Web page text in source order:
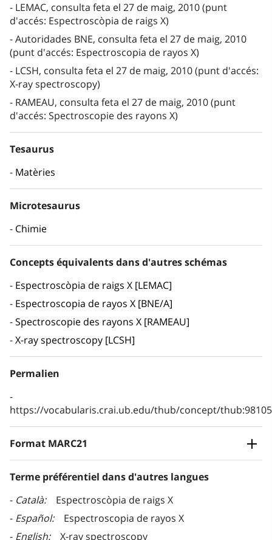
LEMAC, consulta feta el 27 de maig, 2010 (punt
d'accés: Espectroscòpia de raigs X)
Autoridades BNE, consulta feta el 27 de maig, 2010
(punt d'accés: Espectroscopia de rayos X)
LCSH, consulta feta el 27 de maig, 2010 (punt d'accés:
X-ray spectroscopy)
RAMEAU, consulta feta el 27 de maig, 2010 (punt
d'accés: Spectroscopie des rayons X)
Tesaurus
Matèries
Microtesaurus
Chimie
Concepts équivalents dans d'autres schémas
Espectroscòpia de raigs X [LEMAC]
Espectroscopia de rayos X [BNE/A]
Spectroscopie des rayons X [RAMEAU]
X-ray spectroscopy [LCSH]
Permalien
https://vocabularis.crai.ub.edu/thub/concept/
Format MARC21
Terme préférentiel dans d'autres langues
Català
Espectroscòpia de raigs X
Español
Espectroscopia de rayos X
English
X-ray spectroscopy